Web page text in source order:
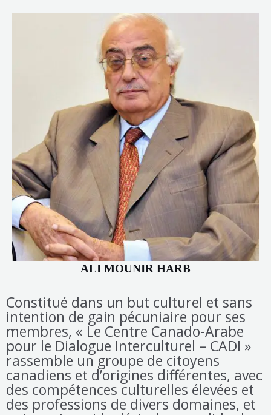
ALI MOUNIR HARB
Constitué dans un but culturel et sans
intention de gain pécuniaire pour ses
membres, « Le Centre Canado-Arabe
pour le Dialogue Interculturel – CADI »
rassemble un groupe de citoyens
canadiens et d’origines différentes, avec
des compétences culturelles élevées et
des professions de divers domaines, et